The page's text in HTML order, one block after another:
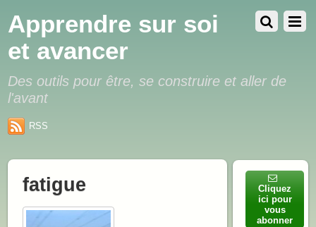
Apprendre sur soi
et avancer
Des outils pour être, se construire et aller de
l'avant
RSS
fatigue
Cliquez
ici pour
vous
abonner